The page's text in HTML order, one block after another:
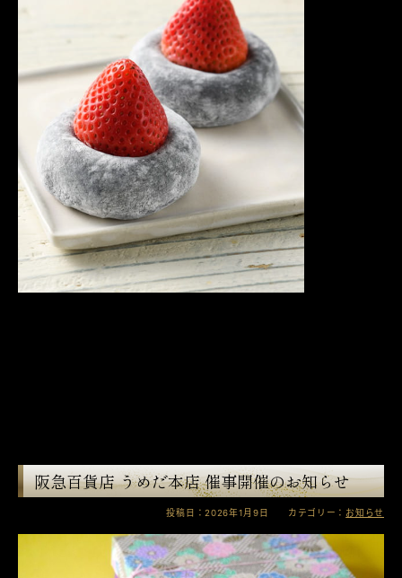
阪急百貨店 うめだ本店 催事開催のお知らせ
投稿日：2026年1月9日 カテゴリー： お知らせ